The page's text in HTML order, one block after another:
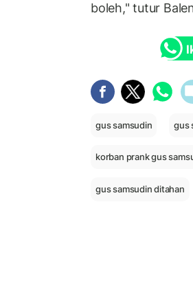
boleh," tutur
gus samsudin gus
korban prank gus
gus samsudin ditahan